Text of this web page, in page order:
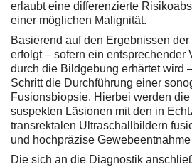
erlaubt eine differenzierte
einer möglichen Malignität.
Basierend auf den Ergebnissen
erfolgt – sofern ein entsprechender
durch die Bildgebung erhärtet wird
Schritt die Durchführung einer
Fusionsbiopsie. Hierbei werden
suspekten Läsionen mit den in
transrektalen Ultraschallbildern
und hochpräzise
Die sich an die Diagnostik